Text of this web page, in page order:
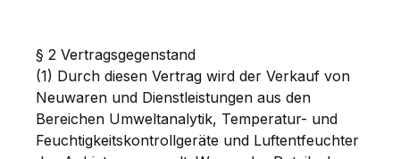
§ 2 Vertragsgegenstand
(1) Durch diesen Vertrag wird der Verkauf von
Neuwaren und Dienstleistungen aus den
Bereichen Umweltanalytik, Temperatur- und
Feuchtigkeitskontrollgeräte und Luftentfeuchter